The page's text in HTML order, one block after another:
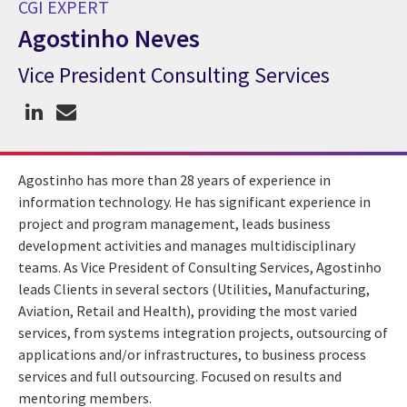
CGI EXPERT
Agostinho Neves
CGI Expert Agostinho Neves
Vice President Consulting Services
Agostinho has more than 28 years of experience in
information technology. He has significant experience in
project and program management, leads business
development activities and manages multidisciplinary
teams. As Vice President of Consulting Services, Agostinho
leads Clients in several sectors (Utilities, Manufacturing,
Aviation, Retail and Health), providing the most varied
services, from systems integration projects, outsourcing of
applications and/or infrastructures, to business process
services and full outsourcing. Focused on results and
mentoring members.